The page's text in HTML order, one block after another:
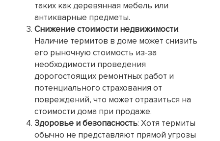
таких как деревянная мебель или
антикварные предметы.
Снижение стоимости недвижимости:
Наличие термитов в доме может снизить
его рыночную стоимость из-за
необходимости проведения
дорогостоящих ремонтных работ и
потенциального страхования от
повреждений, что может отразиться на
стоимости дома при продаже.
Здоровье и безопасность: Хотя термиты
обычно не представляют прямой угрозы